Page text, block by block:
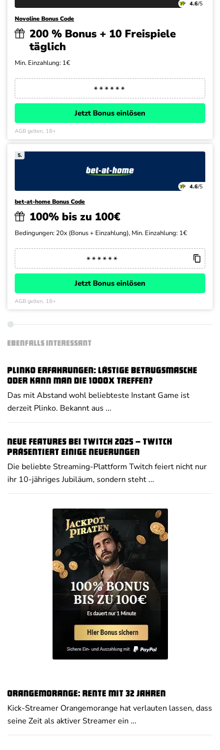
4.6/5
Novoline Bonus Code
200 % Bonus + 10 Freispiele
täglich
Min. Einzahlung: 1€
Jetzt Bonus einlösen
AGB gelten, 18+
5.
4.6/5
bet-at-home Bonus Code
100% bis zu 100€
Bedingungen: 20x (Bonus + Einzahlung), Min. Einzahlung: 1€
Jetzt Bonus einlösen
AGB gelten, 18+
EBENFALLS INTERESSANT
Plinko Erfahrungen: Lästige Betrugsmasche
oder kann man die 1000x treffen?
Das mit Abstand wohl beliebteste Instant Game ist
derzeit Plinko. Bekannt aus ...
Neue Features bei Twitch 2025 – Twitch
präsentiert einige Neuerungen
Die beliebte Streaming-Plattform Twitch feiert nicht nur
ihr 10-jähriges Jubiläum, sondern steht ...
Orangemorange: Rente mit 32 Jahren
Kick-Streamer Orangemorange hat verlauten lassen, dass
seine Zeit als aktiver Streamer ein ...